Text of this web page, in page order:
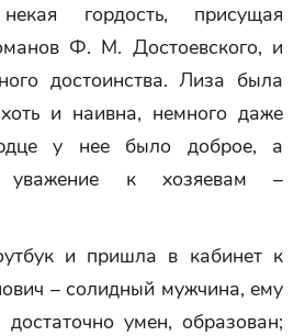
некая гордость, присущая
Ф. М. Достоевского, и
достоинства. Лиза была
и наивна, немного даже
у нее было доброе, а
уважение к хозяевам –
и пришла в кабинет к
– солидный мужчина, ему
умен, образован;